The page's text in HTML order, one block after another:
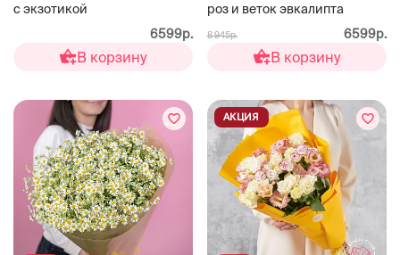
с экзотикой
6599р.
В корзину
роз и веток эвкалипта
8 945р. 6599р.
В корзину
АКЦИЯ